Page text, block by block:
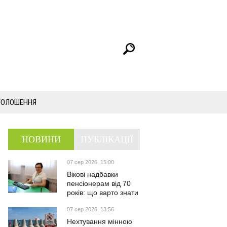
НОВИНИ
07 сер 2026, 15:00
Вікові надбавки
пенсіонерам від 70
років: що варто знати
07 сер 2026, 13:56
Нехтування мінною